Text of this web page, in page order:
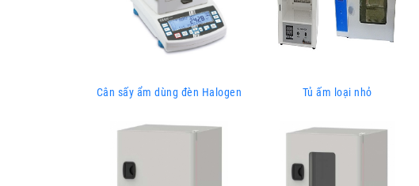
Cân sấy ẩm dùng đèn Halogen Tủ ấm loại nhỏ